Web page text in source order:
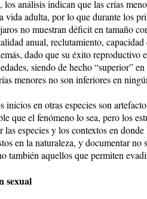
los análisis indican que las crías
vida adulta, por lo que durante los
no muestran déficit en tamaño
anual, reclutamiento, capacidad
dado que su éxito reproductivo
siendo de hecho “superior”
menores no son inferiores en
inicios en otras especies son
que el fenómeno lo sea, pero los
especies y los contextos en donde
en la naturaleza, y documentar no
también aquellos que permiten
sexual